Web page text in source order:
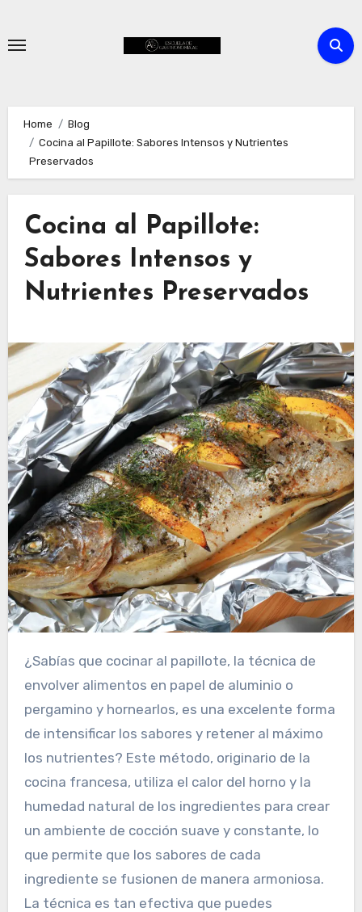
content
Home
Blog
Cocina al Papillote: Sabores Intensos y Nutrientes
Preservados
Cocina al Papillote:
Sabores Intensos y
Nutrientes Preservados
¿Sabías que cocinar al papillote, la técnica de
envolver alimentos en papel de aluminio o
pergamino y hornearlos, es una excelente forma
de intensificar los sabores y retener al máximo
los nutrientes? Este método, originario de la
cocina francesa, utiliza el calor del horno y la
humedad natural de los ingredientes para crear
un ambiente de cocción suave y constante, lo
que permite que los sabores de cada
ingrediente se fusionen de manera armoniosa.
La técnica es tan efectiva que puedes